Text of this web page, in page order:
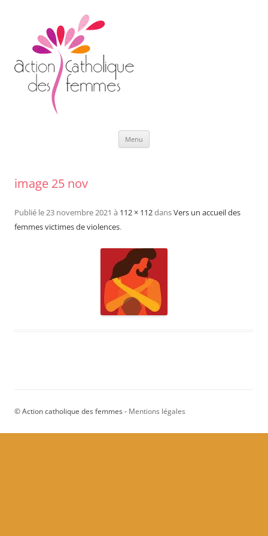
Menu
image 25 nov
Publié le23 novembre 2021 à 112 × 112dansVers un accueil des
femmes victimes de violences.
© Action catholique des femmes - Mentions légales